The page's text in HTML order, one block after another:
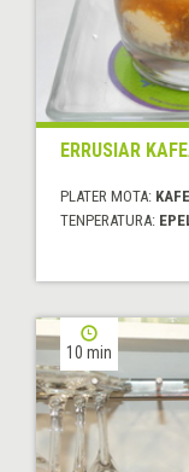
ERRUSIAR
PLATER MOTA:
TENPERATURA:
10 min